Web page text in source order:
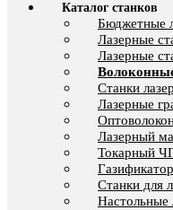
Каталог станков
Бюджетные
Лазерные
Лазерные
Станки
Лазерные
Лазерный
Токарный
Cтанки для
Настольные